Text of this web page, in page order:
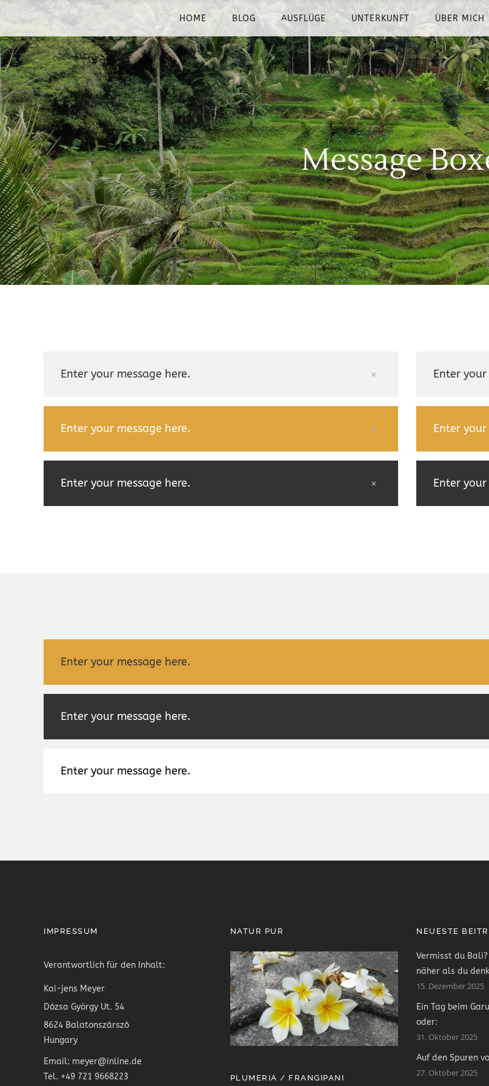
HOME BLOG AUSFLÜGE UNTERKUNFT ÜBER MICH
Message
Enter your message here.
Enter your message here.
Enter your message here.
Enter your
Enter your
Enter your
Enter your message here.
Enter your message here.
Enter your message here.
IMPRESSUM
Verantwortlich für den Inhalt:
Kai-jens Meyer
Dózsa György Ut. 54
8624 Balatonszárszó
Hungary
Email: meyer@inline.de
Tel. +49 721 9668223
NATUR PUR
PLUMERIA / FRANGIPANI
NEUESTE
Vermisst du
näher als du
15. Dezember 2025
Ein Tag beim
oder:
31. Oktober 2025
Auf den Spuren
27. Oktober 2025